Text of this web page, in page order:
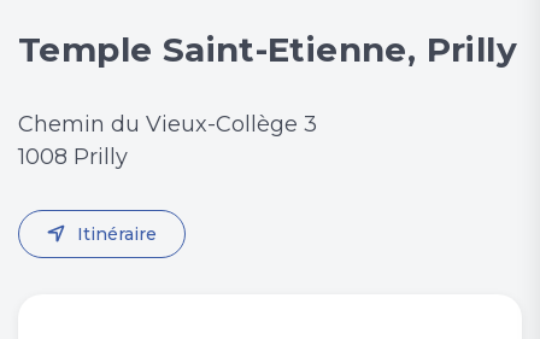
Temple Saint-Etienne, Prilly
Chemin du Vieux-Collège 3
1008 Prilly
Itinéraire